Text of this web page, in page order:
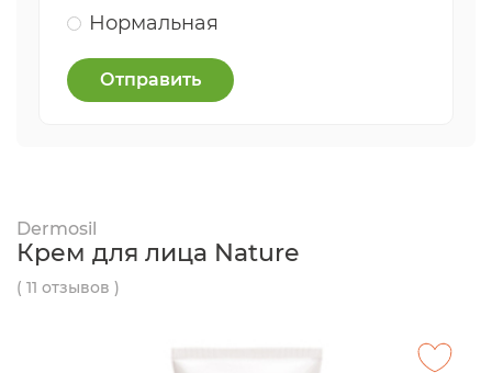
Нормальная
Отправить
Dermosil
Крем для лица Nature
( 11 отзывов )